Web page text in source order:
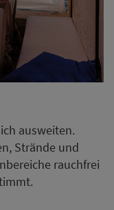
ausweiten.
Strände und
rauchfrei